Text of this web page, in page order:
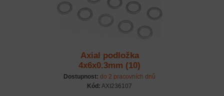
Axial podložka
4x6x0.3mm (10)
Dostupnost: do 2 pracovních dnů
Kód: AXI236107